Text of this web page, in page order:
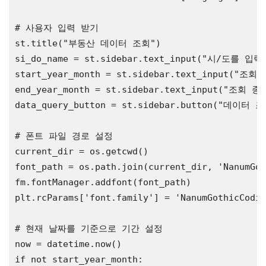
# 사용자 입력 받기
st.title( "부동산 데이터 조회" )
si_do_name = st.sidebar.text_input( "시/도를 입
start_year_month = st.sidebar.text_input( "조회
end_year_month = st.sidebar.text_input( "조회 종
data_query_button = st.sidebar.button( "데이터
# 폰트 파일 경로 설정
current_dir = os.getcwd()
font_path = os.path.join(current_dir,
fm.fontManager.addfont(font_path)
plt.rcParams[ 'font.family' ] =
# 현재 날짜를 기준으로 기간 설정
if not start_year_month: